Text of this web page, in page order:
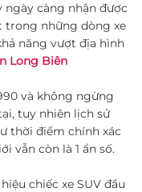
ngày càng nhận được
trong những dòng xe
năng vượt địa hình
Long Biên
và không ngừng
tuy nhiên lịch sử
thời điểm chính xác
vẫn còn là 1 ẩn số.
chiếc xe SUV đầu